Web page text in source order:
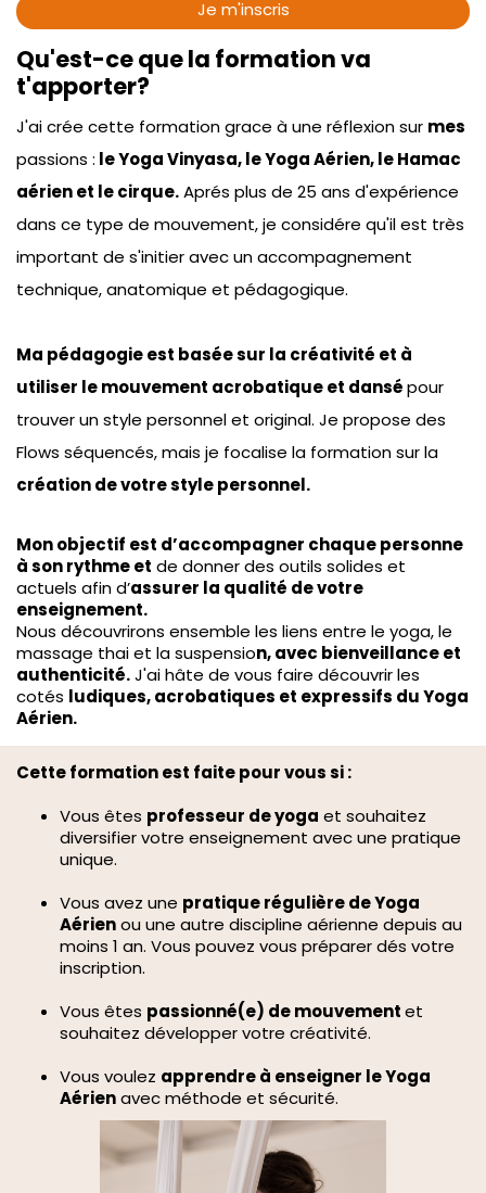
Je m'inscris
Qu'est-ce que la formation va
t'apporter?
J'ai crée cette formation grace à une réflexion sur mes
passions : le Yoga Vinyasa, le Yoga Aérien, le Hamac
aérien et le cirque.Aprés plus de 25 ans d'expérience
dans ce type de mouvement, je considére qu'il est très
important de s'initier avec un accompagnement
technique, anatomique et pédagogique.
Ma pédagogie est basée sur la créativité et à
utiliser le mouvement acrobatique et dansépour
trouver un style personnel et original. Je propose des
Flows séquencés, mais je focalise la formation sur la
création de votre style personnel.
Mon objectif est d’accompagner chaque personne
à son rythme et de donner des outils solides et
actuels afin d’assurer la qualité de votre
enseignement.
Nous découvrirons ensemble les liens entre le yoga, le
massage thai et la suspension, avec bienveillance et
authenticité.J'ai hâte de vous faire découvrir les
cotés ludiques, acrobatiques et expressifs du Yoga
Aérien.
Cette formation est faite pour vous si :
Vous êtes professeur de yoga et souhaitez
diversifier votre enseignement avec une pratique
unique.
Vous avez une pratique régulière de Yoga
Aérienou une autre discipline aérienne depuis au
moins 1 an. Vous pouvez vous préparer dés votre
inscription.
Vous êtes passionné(e) de mouvementet
souhaitez développer votre créativité.
Vous voulez apprendre à enseigner le Yoga
Aérienavec méthode et sécurité.